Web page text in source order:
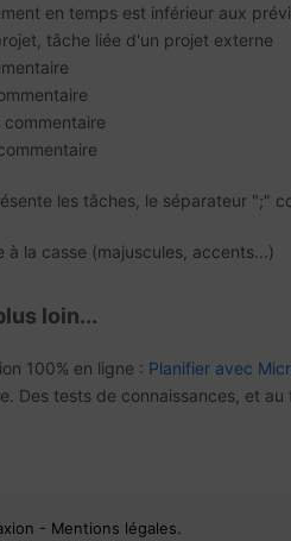
en temps est inférieur aux
tâche liée d'un projet externe
commentaire
les tâches, le séparateur ";"
à la casse (majuscules, accents...)
loin...
100% en ligne : Planifier avec
Des tests de connaissances, et
- Mentions légales.